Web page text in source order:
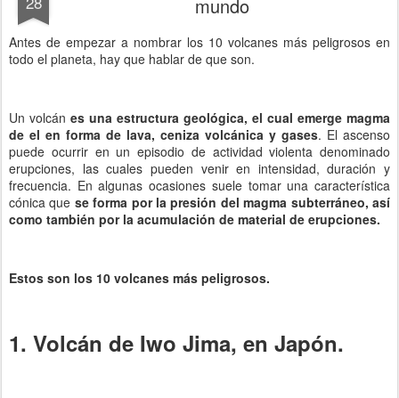
mundo
Antes de empezar a nombrar los 10 volcanes más peligrosos en
todo el planeta, hay que hablar de que son.
Un volcán es una estructura geológica, el cual emerge magma
de el en forma de lava, ceniza volcánica y gases. El ascenso
puede ocurrir en un episodio de actividad violenta denominado
erupciones, las cuales pueden venir en intensidad, duración y
frecuencia. En algunas ocasiones suele tomar una característica
cónica que se forma por la presión del magma subterráneo, así
como también por la acumulación de material de erupciones.
Estos son los 10 volcanes más peligrosos.
1. Volcán de Iwo Jima, en Japón.